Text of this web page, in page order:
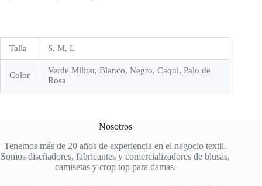
Talla S, M, L
Color
Verde Militar, Blanco, Negro, Caqui, Palo de
Rosa
Nosotros
Tenemos más de 20 años de experiencia en el negocio textil.
Somos diseñadores, fabricantes y comercializadores de blusas,
camisetas y crop top para damas.